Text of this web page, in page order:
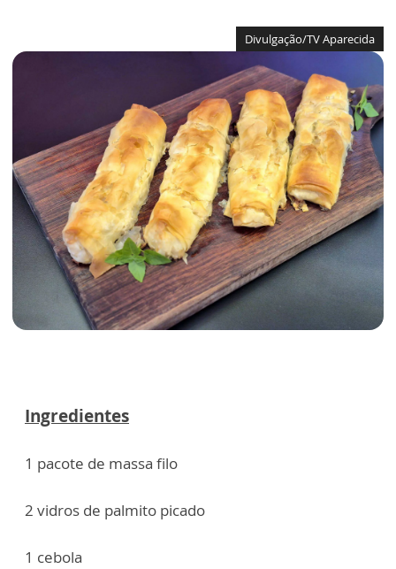
Divulgação/TV Aparecida
Ingredientes
1 pacote de massa filo
2 vidros de palmito picado
1 cebola